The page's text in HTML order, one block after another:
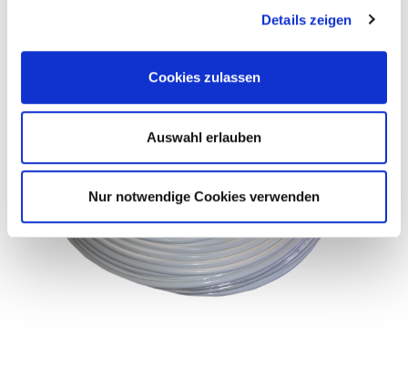
Details zeigen
Cookies zulassen
Auswahl erlauben
Nur notwendige Cookies verwenden